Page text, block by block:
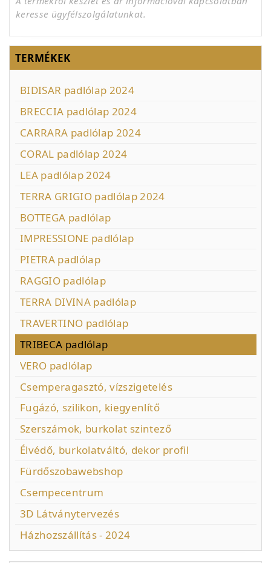
keresse ügyfélszolgálatunkat.
TERMÉKEK
BIDISAR padlólap 2024
BRECCIA padlólap 2024
CARRARA padlólap 2024
CORAL padlólap 2024
LEA padlólap 2024
TERRA GRIGIO padlólap 2024
BOTTEGA padlólap
IMPRESSIONE padlólap
PIETRA padlólap
RAGGIO padlólap
TERRA DIVINA padlólap
TRAVERTINO padlólap
TRIBECA padlólap
VERO padlólap
Csemperagasztó, vízszigetelés
Fugázó, szilikon, kiegyenlítő
Szerszámok, burkolat szintező
Élvédő, burkolatváltó, dekor profil
Fürdőszobawebshop
Csempecentrum
3D Látványtervezés
Házhozszállítás - 2024